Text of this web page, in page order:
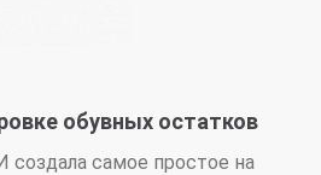
обувных остатков
самое простое на